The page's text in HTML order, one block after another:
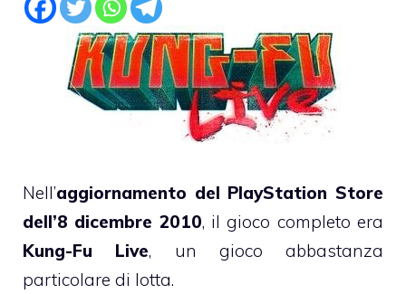
Nell’aggiornamento del PlayStation Store
dell’8 dicembre 2010, il gioco completo era
Kung-Fu Live, un gioco abbastanza
particolare di lotta.